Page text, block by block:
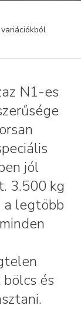
N1-es
jól
3.500 kg
a legtöbb
és